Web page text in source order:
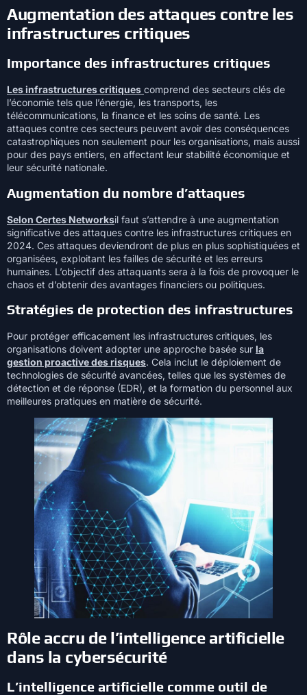
Augmentation des attaques contre les
infrastructures critiques
Importance des infrastructures critiques
Les infrastructures critiques comprend des secteurs clés de
l’économie tels que l’énergie, les transports, les
télécommunications, la finance et les soins de santé. Les
attaques contre ces secteurs peuvent avoir des conséquences
catastrophiques non seulement pour les organisations, mais aussi
pour des pays entiers, en affectant leur stabilité économique et
leur sécurité nationale.
Augmentation du nombre d’attaques
Selon Certes Networksil faut s’attendre à une augmentation
significative des attaques contre les infrastructures critiques en
2024. Ces attaques deviendront de plus en plus sophistiquées et
organisées, exploitant les failles de sécurité et les erreurs
humaines. L’objectif des attaquants sera à la fois de provoquer le
chaos et d’obtenir des avantages financiers ou politiques.
Stratégies de protection des infrastructures
Pour protéger efficacement les infrastructures critiques, les
organisations doivent adopter une approche basée sur la
gestion proactive des risques. Cela inclut le déploiement de
technologies de sécurité avancées, telles que les systèmes de
détection et de réponse (EDR), et la formation du personnel aux
meilleures pratiques en matière de sécurité.
Rôle accru de l’intelligence artificielle
dans la cybersécurité
L’intelligence artificielle comme outil de